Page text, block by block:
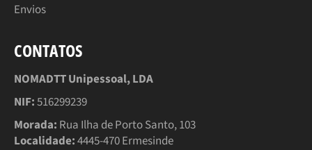
Envios
CONTATOS
NOMADTT Unipessoal, LDA
NIF:516299239
Morada: Rua Ilha de Porto Santo, 103
Localidade:4445-470 Ermesinde